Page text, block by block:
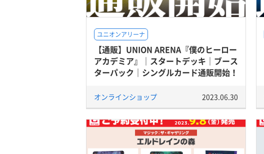
ユニオンアリーナ
【通販】UNION ARENA『僕のヒーロー
アカデミア』｜スタートデッキ｜ブース
ターパック｜シングルカード通販開始！
オンラインショップ 2023.06.30